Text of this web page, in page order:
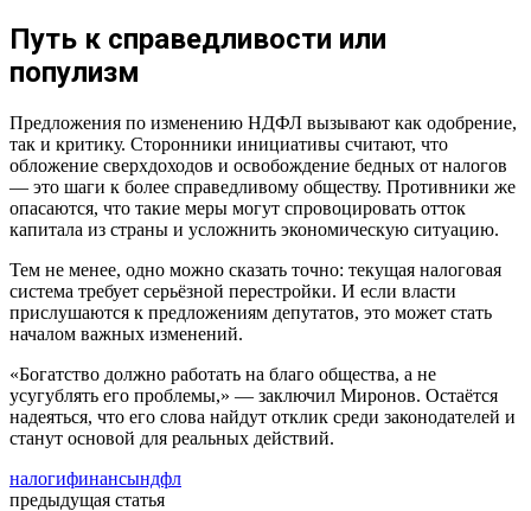
Путь к справедливости или
популизм
Предложения по изменению НДФЛ вызывают как одобрение,
так и критику. Сторонники инициативы считают, что
обложение сверхдоходов и освобождение бедных от налогов
— это шаги к более справедливому обществу. Противники же
опасаются, что такие меры могут спровоцировать отток
капитала из страны и усложнить экономическую ситуацию.
Тем не менее, одно можно сказать точно: текущая налоговая
система требует серьёзной перестройки. И если власти
прислушаются к предложениям депутатов, это может стать
началом важных изменений.
«Богатство должно работать на благо общества, а не
усугублять его проблемы,» — заключил Миронов. Остаётся
надеяться, что его слова найдут отклик среди законодателей и
станут основой для реальных действий.
налогифинансындфл
предыдущая статья